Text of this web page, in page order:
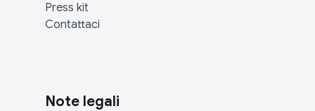
Press kit
Contattaci
Note legali